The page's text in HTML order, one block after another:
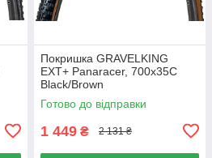
Покришка GRAVELKING
EXT+ Panaracer, 700x35C
Black/Brown
Готово до відправки
1 449 ₴ 2 131 ₴